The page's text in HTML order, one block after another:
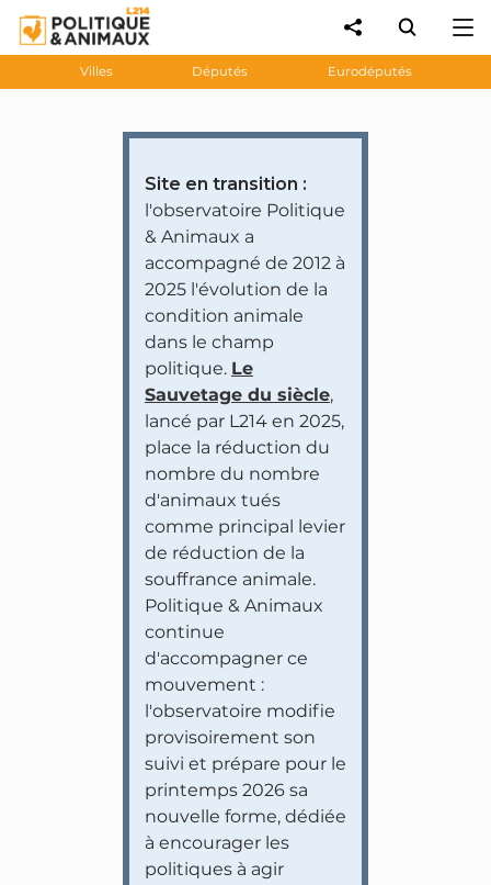
Villes Députés Eurodéputés
Site en transition :
l'observatoire Politique
& Animaux a
accompagné de 2012 à
2025 l'évolution de la
condition animale
dans le champ
politique. Le
Sauvetage du siècle,
lancé par L214 en 2025,
place la réduction du
nombre du nombre
d'animaux tués
comme principal levier
de réduction de la
souffrance animale.
Politique & Animaux
continue
d'accompagner ce
mouvement :
l'observatoire modifie
provisoirement son
suivi et prépare pour le
printemps 2026 sa
nouvelle forme, dédiée
à encourager les
politiques à agir